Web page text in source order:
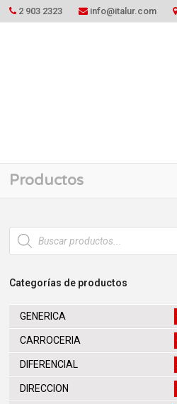
2 903 2323 info@italur.com
Productos
Búsqueda
de
productos
Categorías de productos
GENERICA
CARROCERIA
DIFERENCIAL
DIRECCION